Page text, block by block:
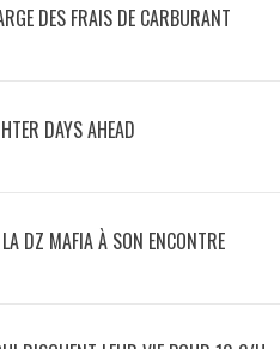
DES FRAIS DE CARBURANT
DAYS AHEAD
DZ MAFIA À SON ENCONTRE